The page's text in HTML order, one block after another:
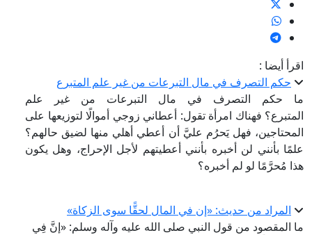
اقرأ أيضا :
حكم التصرف في مال التبرعات من غير علم المتبرع
ما حكم التصرف في مال التبرعات من غير علم
المتبرع؟ فهناك امرأة تقول: أعطاني زوجي أموالًا لتوزيعها على
المحتاجين، فهل يَحرُم عليَّ أن أعطي أهلي منها لضيق حالهم؟
علمًا بأنني لن أخبره بأنني أعطيتهم لأجل الإحراج، وهل يكون
هذا مُحرَّمًا لو لم أخبره؟
المراد من حديث: «إن في المال لحقًّا سوى الزكاة»
ما المقصود من قول النبي صلى الله عليه وآله وسلم: «إنَّ فِي